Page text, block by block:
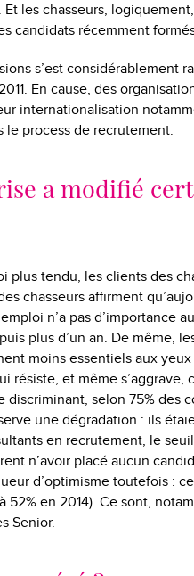
les chasseurs,
candidats récemment
s’est considérablement
En cause, des
internationalisation
le process de recrutement.
a modifié
plus tendu, les clients des
chasseurs affirment
n’a pas d’importance
plus d’un an. De même,
moins essentiels aux
résiste, et même s’aggrave,
discriminant, selon 75% des
une dégradation : ils
en recrutement, le
n’avoir placé aucun
d’optimisme toutefois :
52% en 2014). Ce sont,
Senior.